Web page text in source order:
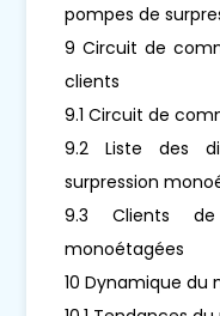
pompes de
9 Circuit de
clients
9.1 Circuit de
9.2 Liste des
surpression
9.3 Clients de
monoétagées
10 Dynamique du